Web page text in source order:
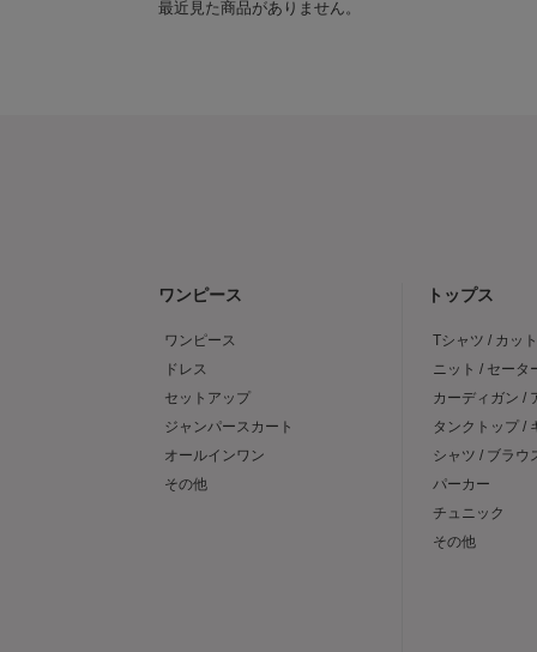
最近見た商品がありません。
ワンピース
ワンピース
ドレス
セットアップ
ジャンパースカート
オールインワン
その他
トップス
Tシャツ / カッ
ニット / セータ
カーディガン /
タンクトップ /
シャツ / ブラウ
パーカー
チュニック
その他